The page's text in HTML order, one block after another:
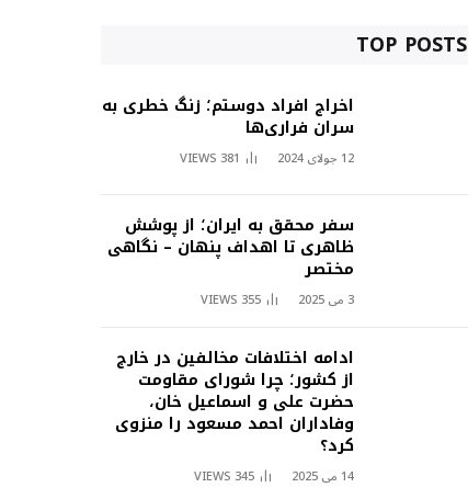
TOP POSTS
اخراج افراد دوستم؛ زنگ خطری به
سران فراری‌ها
12 جولای 2024 381
VIEWS
سفر محقق به ایران؛ از پوشش
ظاهری تا اهداف پنهان – نگاهی
مختصر
3 می 2025 355
VIEWS
ادامه اختلافات مخالفین در خارج
از کشور؛ چرا شورای مقاومت
حضرت علی و اسماعیل خان،
وفاداران احمد مسعود را منزوی
کرد؟
14 می 2025 345
VIEWS